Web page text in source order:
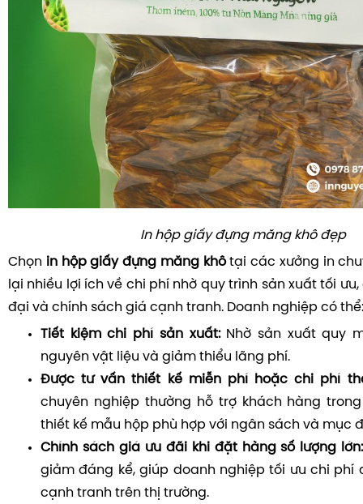
In hộp giấy đựng măng khô đẹp
Chọn in hộp giấy đựng măng khôtại các xưởng in
lại nhiều lợi ích về chi phí nhờ quy trình sản xuất tối
đại và chính sách giá cạnh tranh. Doanh nghiệp có thể:
Tiết kiệm chi phí sản xuất:Nhờ sản xuất quy
nguyên vật liệu và giảm thiểu lãng phí.
Được tư vấn thiết kế miễn phí hoặc chi phí
chuyên nghiệp thường hỗ trợ khách hàng
thiết kế mẫu hộp phù hợp với ngân sách và mục
Chính sách giá ưu đãi khi đặt hàng số lượng lớn:
giảm đáng kể, giúp doanh nghiệp tối ưu chi phí
cạnh tranh trên thị trường.